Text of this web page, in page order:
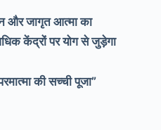
और जागृत आत्मा का
केंद्रों पर योग से जुड़ेगा
की सच्ची पूजा”